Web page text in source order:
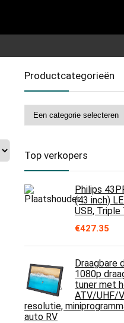
Productcategorieën
Top verkopers
Philips
(43 inch)
USB, Triple
€427.35
Draagbare
1080p
tuner met
ATV/UHF/
resolutie,
auto RV